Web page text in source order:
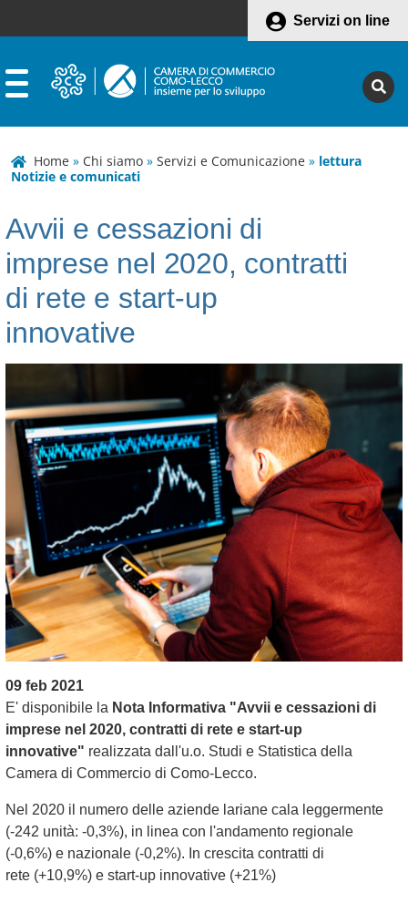
Servizi on line
Home » Chi siamo » Servizi e Comunicazione » lettura
Notizie e comunicati
Avvii e cessazioni di
imprese nel 2020, contratti
di rete e start-up
innovative
09 feb 2021
E' disponibile la Nota Informativa "Avvii e cessazioni di
imprese nel 2020, contratti di rete e start-up
innovative" realizzata dall'u.o. Studi e Statistica della
Camera di Commercio di Como-Lecco.
Nel 2020 il numero delle aziende lariane cala leggermente
(-242 unità: -0,3%), in linea con l'andamento regionale
(-0,6%) e nazionale (-0,2%). In crescita contratti di
rete (+10,9%) e start-up innovative (+21%)